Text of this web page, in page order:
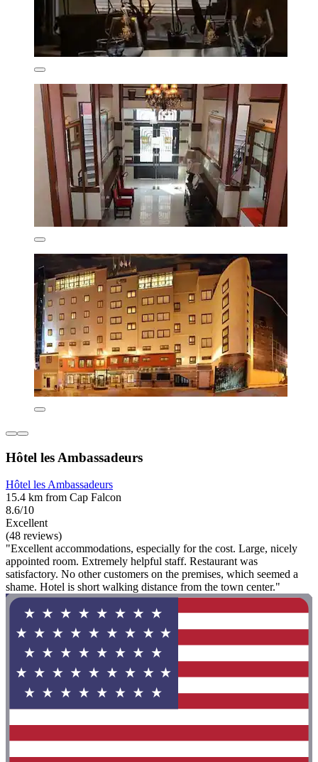
Hôtel les Ambassadeurs
Hôtel les Ambassadeurs
15.4 km from Cap Falcon
8.6/10
Excellent
(48 reviews)
"Excellent accommodations, especially for the cost. Large, nicely
appointed room. Extremely helpful staff. Restaurant was
satisfactory. No other customers on the premises, which seemed a
shame. Hotel is short walking distance from the town center."